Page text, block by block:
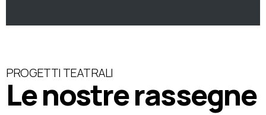
PROGETTI TEATRALI
Le nostre rassegne